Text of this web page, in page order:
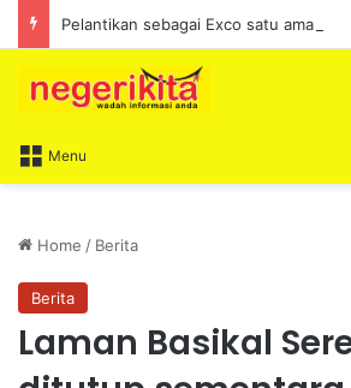
Menu
Home / Berita
Berita
Laman Basikal